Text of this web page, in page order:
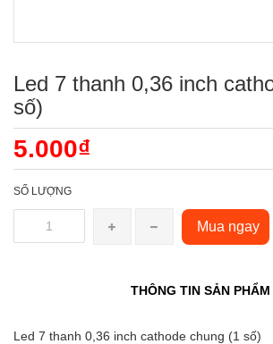
Led 7 thanh 0,36 inch
số)
5.000₫
SỐ LƯỢNG
Mua ngay
THÔNG TIN SẢN PHẨM
Led 7 thanh 0,36 inch cathode chung (1 số)